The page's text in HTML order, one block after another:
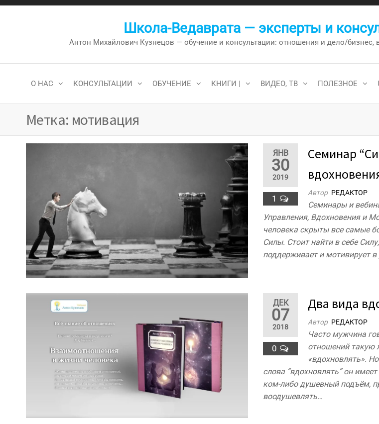
Перейти
Школа-Ведаврата — эксперты и
Антон Михайлович Кузнецов — обучение и консультации: отношения и дело/бизнес,
О НАС КОНСУЛЬТАЦИИ ОБУЧЕНИЕ КНИГИ | ВИДЕО, ТВ ПОЛЕЗНОЕ
Метка: мотивация
ЯНВ
30
2019
1
Семинар
Автор РЕДАКТОР
Семинары и
Управления, Вдохновения и
человека скрыты все самые
Силы. Стоит найти в себе
поддерживает и мотивирует
ДЕК
07
2018
0
Два вида
Автор РЕДАКТОР
Часто мужчина
отношений такую
«вдохновлять».
слова “вдохновлять” он
ком-либо душевный подъём,
воодушевлять…